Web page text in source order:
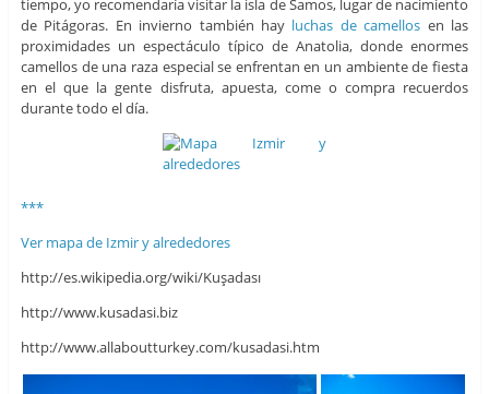
tiempo, yo recomendaría visitar la isla de Samos, lugar de nacimiento
de Pitágoras. En invierno también hay luchas de camellos en las
proximidades un espectáculo típico de Anatolia, donde enormes
camellos de una raza especial se enfrentan en un ambiente de fiesta
en el que la gente disfruta, apuesta, come o compra recuerdos
durante todo el día.
***
Ver mapa de Izmir y alrededores
http://es.wikipedia.org/wiki/Kuşadası
http://www.kusadasi.biz
http://www.allaboutturkey.com/kusadasi.htm